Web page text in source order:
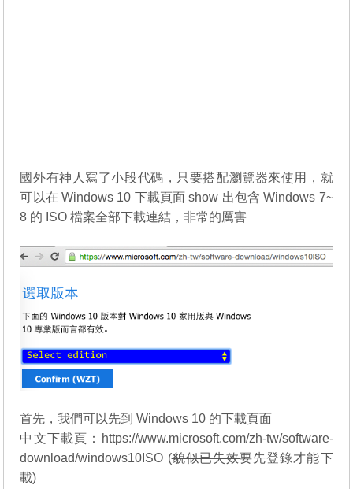
國外有神人寫了小段代碼，只要搭配瀏覽器來使用，就
可以在 Windows 10 下載頁面 show 出包含 Windows 7~
8 的 ISO 檔案全部下載連結，非常的厲害
首先，我們可以先到 Windows 10 的下載頁面
中文下載頁：
https://www.microsoft.com/zh-tw/software-
download/windows10ISO (貌似已失效要先登錄才能下
載)